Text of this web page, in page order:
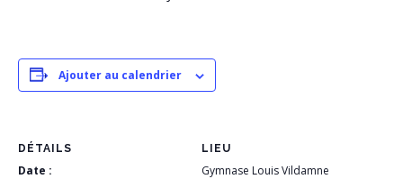
Ajouter au calendrier
DÉTAILS
Date :
LIEU
Gymnase Louis Vildamne